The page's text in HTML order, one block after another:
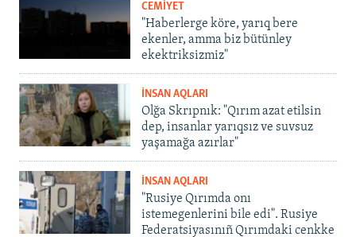
CEMİYET
"Haberlerge köre, yarıq bere
ekenler, amma biz bütünley
ekektriksizmiz"
İNSAN AQLARI
Olğa Skrıpnık: "Qırım azat etilsin
dep, insanlar yarıqsız ve suvsuz
yaşamağa azırlar"
İNSAN AQLARI
"Rusiye Qırımda onı
istemegenlerini bile edi". Rusiye
Federatsiyasınıñ Qırımdaki cenkke